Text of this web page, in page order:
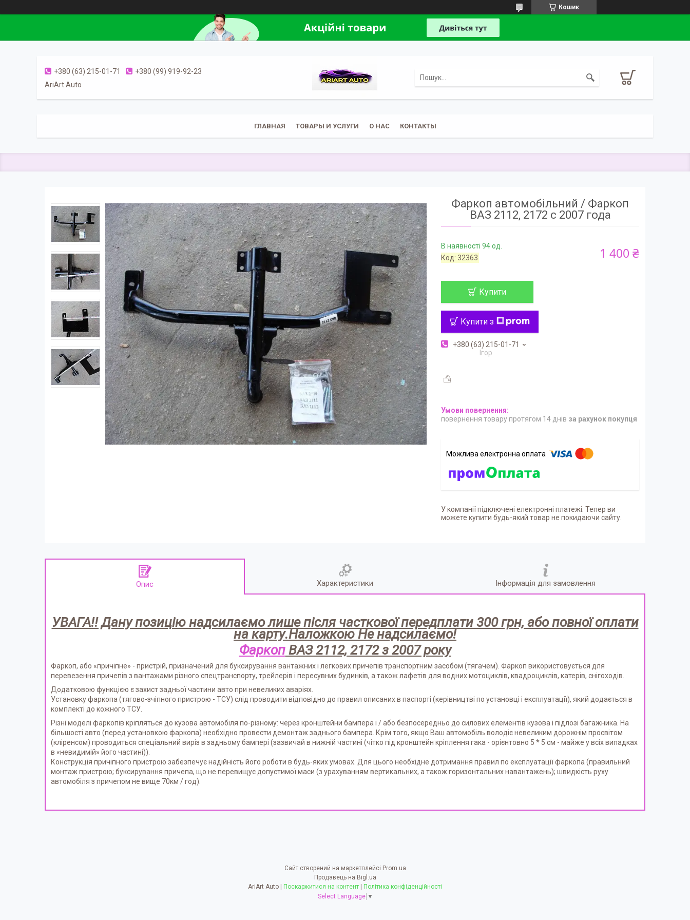
Кошик
+380 (63) 215-01-71
+380 (99) 919-92-23
AriArt Auto
ГЛАВНАЯ ТОВАРЫ И УСЛУГИ О НАС КОНТАКТЫ
Фаркоп автомобільний / Фаркоп
ВАЗ 2112, 2172 с 2007 года
В наявності 94 од.
Код:32363 1 400 ₴
Купити
Купити з
+380 (63) 215-01-71
Ігор
повернення товару протягом 14 днів за рахунок покупця
У компанії підключені електронні платежі. Тепер ви
можете купити будь-який товар не покидаючи сайту.
Опис Характеристики Інформація для замовлення
УВАГА!! Дану позицію надсилаємо лише після часткової передплати 300 грн, або повної оплати
на карту.Наложкою Не надсилаємо!
ФаркопВАЗ 2112, 2172 з 2007 року
Фаркоп, або «причіпне» - пристрій, призначений для буксирування вантажних і легкових причепів транспортним засобом (тягачем). Фаркоп використовується для
перевезення причепів з вантажами різного спецтранспорту, трейлерів і пересувних будинків, а також лафетів для водних мотоциклів, квадроциклів, катерів, снігоходів.
Додатковою функцією є захист задньої частини авто при невеликих аваріях.
Установку фаркопа (тягово-зчіпного пристрою - ТСУ) слід проводити відповідно до правил описаних в паспорті (керівництві по установці і експлуатації), який додається в
комплекті до кожного ТСУ.
Різні моделі фаркопів кріпляться до кузова автомобіля по-різному: через кронштейни бампера і / або безпосередньо до силових елементів кузова і підлозі багажника. На
більшості авто (перед установкою фаркопа) необхідно провести демонтаж заднього бампера. Крім того, якщо Ваш автомобіль володіє невеликим дорожнім просвітом
(кліренсом) проводиться спеціальний виріз в задньому бампері (зазвичай в нижній частині (чітко під кронштейн кріплення гака - орієнтовно 5 * 5 см - майже у всіх випадках
в «невидимій» його частині)).
Конструкція причіпного пристрою забезпечує надійність його роботи в будь-яких умовах. Для цього необхідне дотримання правил по експлуатації фаркопа (правильний
монтаж пристрою; буксирування причепа, що не перевищує допустимої маси (з урахуванням вертикальних, а також горизонтальних навантажень); швидкість руху
автомобіля з причепом не вище 70км / год).
Сайт створений на маркетплейсі Prom.ua
Продавець на Bigl.ua
AriArt Auto | Поскаржитися на контент | Політика конфіденційності
Select Language ▼